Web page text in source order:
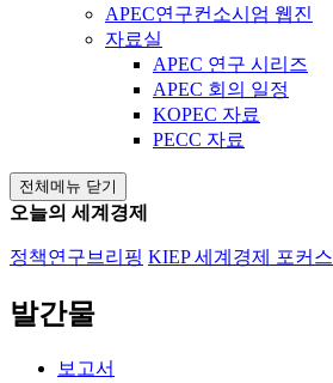
APEC연구컨소시엄 웹진
자료실
APEC 연구 시리즈
APEC 회의 일정
KOPEC 자료
PECC 자료
전체메뉴 닫기
오늘의 세계경제
정책연구브리핑 KIEP 세계경제 포커스
발간물
보고서